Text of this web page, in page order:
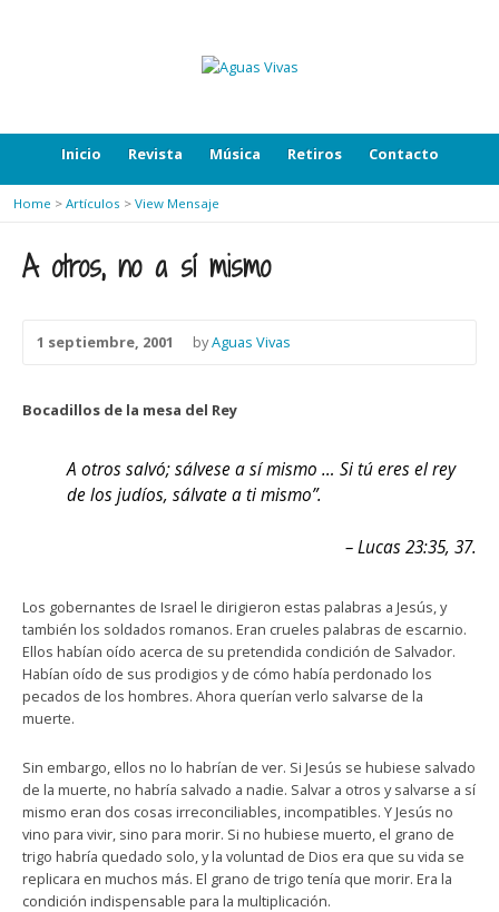
Inicio Revista Música Retiros Contacto
Home > Artículos > View Mensaje
A otros, no a sí mismo
1 septiembre, 2001 byAguas Vivas
Bocadillos de la mesa del Rey
A otros salvó; sálvese a sí mismo … Si tú eres el rey
de los judíos, sálvate a ti mismo”.
– Lucas 23:35, 37.
Los gobernantes de Israel le dirigieron estas palabras a Jesús, y
también los soldados romanos. Eran crueles palabras de escarnio.
Ellos habían oído acerca de su pretendida condición de Salvador.
Habían oído de sus prodigios y de cómo había perdonado los
pecados de los hombres. Ahora querían verlo salvarse de la
muerte.
Sin embargo, ellos no lo habrían de ver. Si Jesús se hubiese salvado
de la muerte, no habría salvado a nadie. Salvar a otros y salvarse a sí
mismo eran dos cosas irreconciliables, incompatibles. Y Jesús no
vino para vivir, sino para morir. Si no hubiese muerto, el grano de
trigo habría quedado solo, y la voluntad de Dios era que su vida se
replicara en muchos más. El grano de trigo tenía que morir. Era la
condición indispensable para la multiplicación.